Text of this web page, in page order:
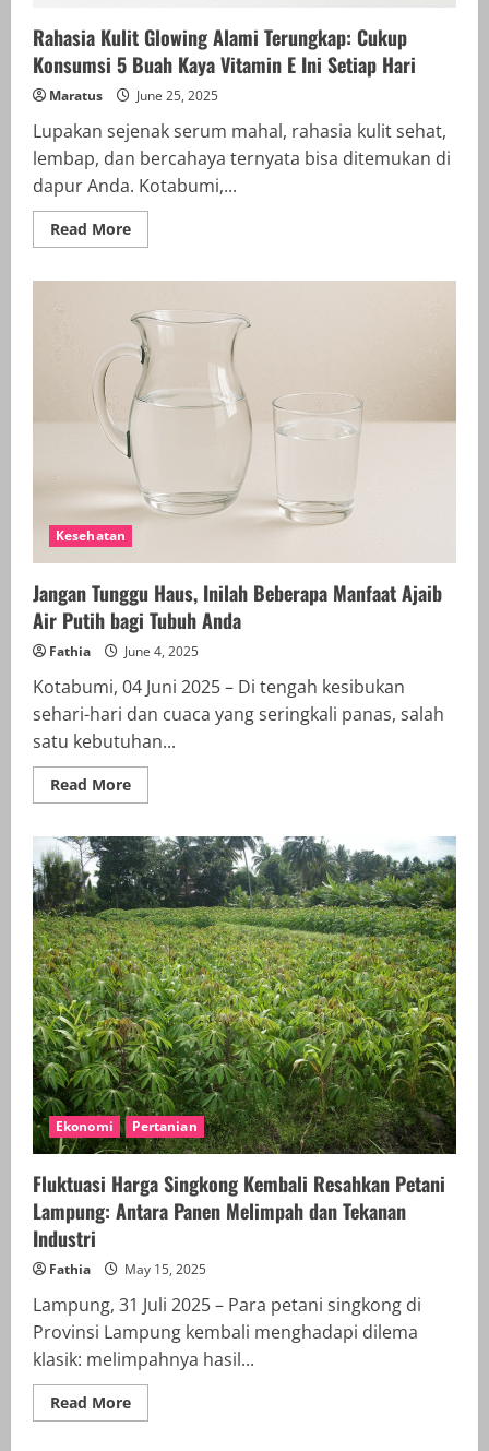
Rahasia Kulit Glowing Alami Terungkap: Cukup
Konsumsi 5 Buah Kaya Vitamin E Ini Setiap Hari
Maratus June 25, 2025
Lupakan sejenak serum mahal, rahasia kulit sehat,
lembap, dan bercahaya ternyata bisa ditemukan di
dapur Anda. Kotabumi,...
Read MoreRead
more
Alami
Terungkap:
Cukup
Konsumsi
5
Buah
Kaya
Vitamin
E
Ini
Setiap
Hari
Kesehatan
Jangan Tunggu Haus, Inilah Beberapa Manfaat Ajaib
Air Putih bagi Tubuh Anda
Fathia June 4, 2025
Kotabumi, 04 Juni 2025 – Di tengah kesibukan
sehari-hari dan cuaca yang seringkali panas, salah
satu kebutuhan...
Read MoreRead
more
Tunggu
Haus,
Inilah
Beberapa
Manfaat
Ajaib
Air
Putih
bagi
Tubuh
Anda
Ekonomi Pertanian
Fluktuasi Harga Singkong Kembali Resahkan Petani
Lampung: Antara Panen Melimpah dan Tekanan
Industri
Fathia May 15, 2025
Lampung, 31 Juli 2025 – Para petani singkong di
Provinsi Lampung kembali menghadapi dilema
klasik: melimpahnya hasil...
Read MoreRead
more